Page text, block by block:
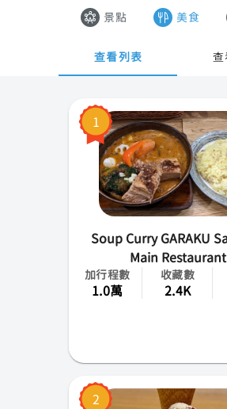
仙台
景點 美食
查看列表
1
Soup Curry GARAKU
Main Restaurant
加行程數
1.0萬
收藏數
2.4K
2